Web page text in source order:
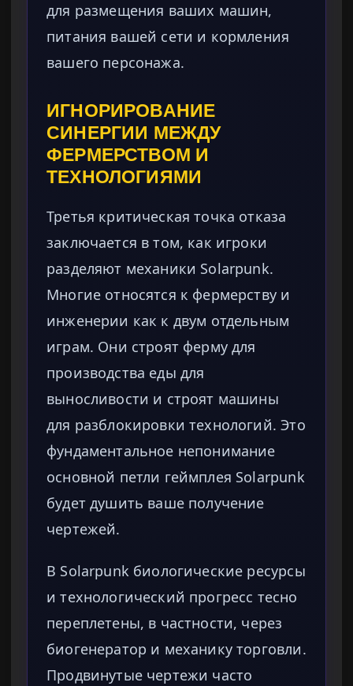
для размещения ваших машин,
питания вашей сети и кормления
вашего персонажа.
ИГНОРИРОВАНИЕ
СИНЕРГИИ МЕЖДУ
ФЕРМЕРСТВОМ И
ТЕХНОЛОГИЯМИ
Третья критическая точка отказа
заключается в том, как игроки
разделяют механики Solarpunk.
Многие относятся к фермерству и
инженерии как к двум отдельным
играм. Они строят ферму для
производства еды для
выносливости и строят машины
для разблокировки технологий. Это
фундаментальное непонимание
основной петли геймплея Solarpunk
будет душить ваше получение
чертежей.
В Solarpunk биологические ресурсы
и технологический прогресс тесно
переплетены, в частности, через
биогенератор и механику торговли.
Продвинутые чертежи часто